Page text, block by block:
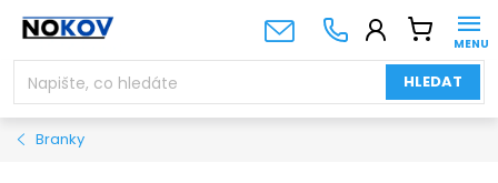
Přejít
obsah
HLEDAT
NÁKUPNÍ
KOŠÍK
Branky